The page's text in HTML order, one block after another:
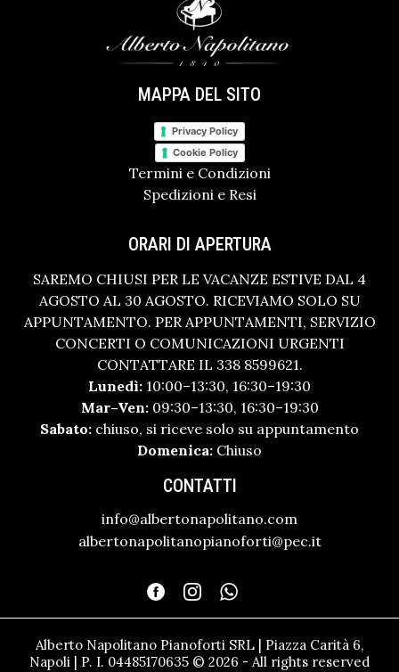
MAPPA DEL SITO
Privacy Policy
Cookie Policy
Termini e Condizioni
Spedizioni e Resi
ORARI DI APERTURA
SAREMO CHIUSI PER LE VACANZE ESTIVE DAL 4
AGOSTO AL 30 AGOSTO. RICEVIAMO SOLO SU
APPUNTAMENTO. PER APPUNTAMENTI, SERVIZIO
CONCERTI O COMUNICAZIONI URGENTI
CONTATTARE IL 338 8599621.
Lunedì: 10:00–13:30, 16:30–19:30
Mar–Ven:09:30–13:30, 16:30–19:30
Sabato: chiuso, si riceve solo su appuntamento
Domenica: Chiuso
CONTATTI
info@albertonapolitano.com
albertonapolitanopianoforti@pec.it
Alberto Napolitano Pianoforti SRL | Piazza Carità 6,
Napoli | P. I. 04485170635 © 2026 - All rights reserved